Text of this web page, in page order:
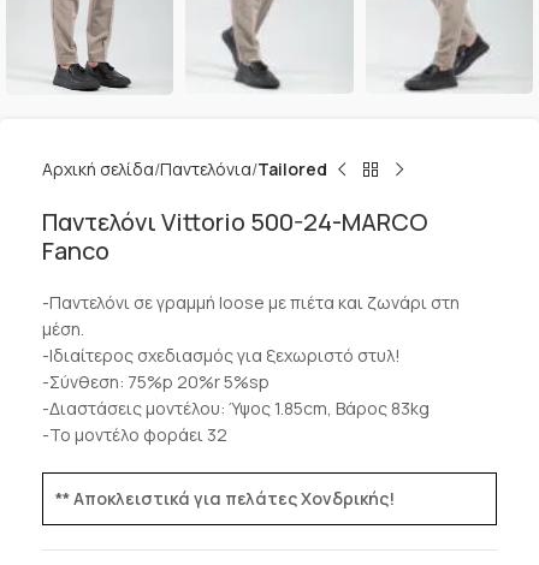
Αρχική σελίδα Παντελόνια Tailored
Παντελόνι Vittorio 500-24-MARCO
Fanco
-Παντελόνι σε γραμμή loose με πιέτα και ζωνάρι στη
μέση.
-Ιδιαίτερος σχεδιασμός για ξεχωριστό στυλ!
-Σύνθεση: 75%p 20%r 5%sp
-Διαστάσεις μοντέλου: Ύψος 1.85cm, Βάρος 83kg
-Το μοντέλο φοράει 32
** Αποκλειστικά για πελάτες Χονδρικής!